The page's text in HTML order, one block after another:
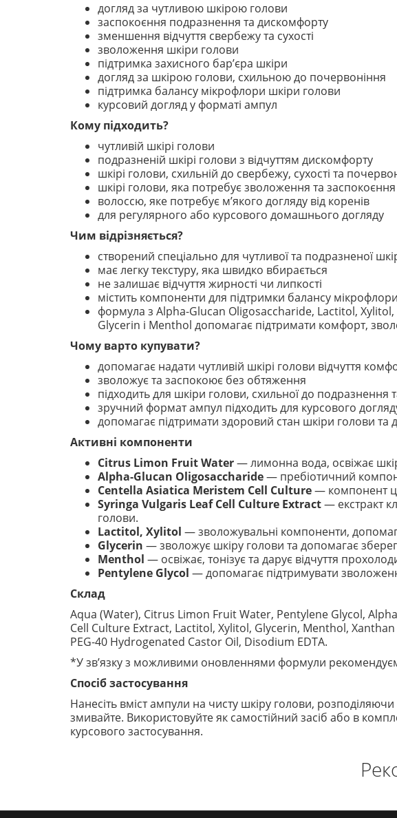
догляд за чутливою шкірою голови
заспокоєння подразнення та дискомфорту
зменшення відчуття свербежу та сухості
зволоження шкіри голови
підтримка захисного бар’єра шкіри
догляд за шкірою голови, схильною до почервоніння
підтримка балансу мікрофлори шкіри голови
курсовий догляд у форматі ампул
Кому підходить?
чутливій шкірі голови
подразненій шкірі голови з відчуттям дискомфорту
шкірі голови, схильній до свербежу, сухості та
шкірі голови, яка потребує зволоження та заспокоєння
волоссю, яке потребує м’якого догляду від коренів
для регулярного або курсового домашнього догляду
Чим відрізняється?
створений спеціально для чутливої та подразненої
має легку текстуру, яка швидко вбирається
не залишає відчуття жирності чи липкості
містить компоненти для підтримки балансу
формула з Alpha-Glucan Oligosaccharide, Lactitol,
Glycerin і Menthol допомагає підтримати комфорт,
Чому варто купувати?
допомагає надати чутливій шкірі голови відчуття
зволожує та заспокоює без обтяження
підходить для шкіри голови, схильної до подразнення
зручний формат ампул підходить для курсового
допомагає підтримати здоровий стан шкіри голови та
Активні компоненти
Citrus Limon Fruit Water— лимонна вода, освіжає
Alpha-Glucan Oligosaccharide— пребіотичний
Centella Asiatica Meristem Cell Culture— компонент
Syringa Vulgaris Leaf Cell Culture Extract— екстракт
голови.
Lactitol, Xylitol — зволожувальні компоненти,
Glycerin — зволожує шкіру голови та допомагає
Menthol — освіжає, тонізує та дарує відчуття
Pentylene Glycol — допомагає підтримувати
Склад
Aqua (Water), Citrus Limon Fruit Water, Pentylene Glycol,
Cell Culture Extract, Lactitol, Xylitol, Glycerin, Menthol,
PEG-40 Hydrogenated Castor Oil, Disodium EDTA.
*У зв’язку з можливими оновленнями формули
Спосіб застосування
Нанесіть вміст ампули на чисту шкіру голови,
змивайте. Використовуйте як самостійний засіб або в
курсового застосування.